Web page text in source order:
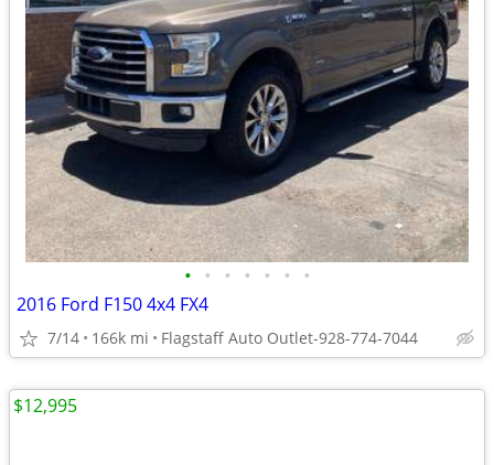
• • • • • • •
2016 Ford F150 4x4 FX4
7/14 166k mi Flagstaff Auto Outlet-928-774-7044
$12,995